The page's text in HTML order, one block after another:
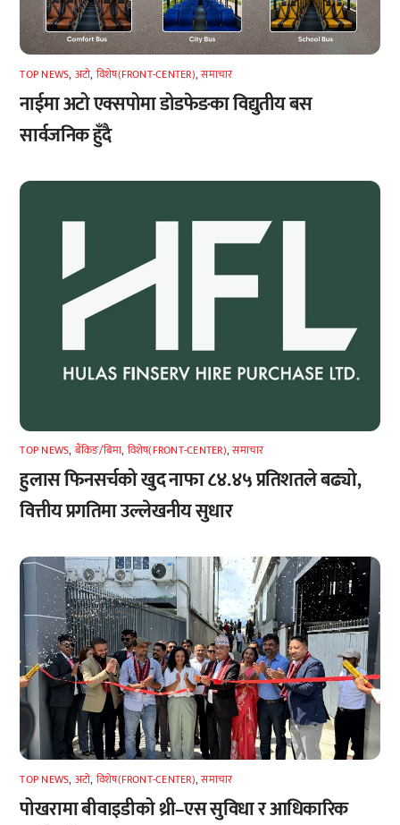
TOP NEWS, अटाे, विशेष(FRONT-CENTER),समाचार
नाईमा अटो एक्सपोमा डोडफेङका विद्युतीय बस
सार्वजनिक हुँदै
TOP NEWS, बैंकिङ/बिमा, विशेष(FRONT-CENTER),समाचार
हुलास फिनसर्चको खुद नाफा ८४.४५ प्रतिशतले बढ्यो,
वित्तीय प्रगतिमा उल्लेखनीय सुधार
TOP NEWS, अटाे, विशेष(FRONT-CENTER),समाचार
पोखरामा बीवाइडीको थ्री–एस सुविधा र आधिकारिक